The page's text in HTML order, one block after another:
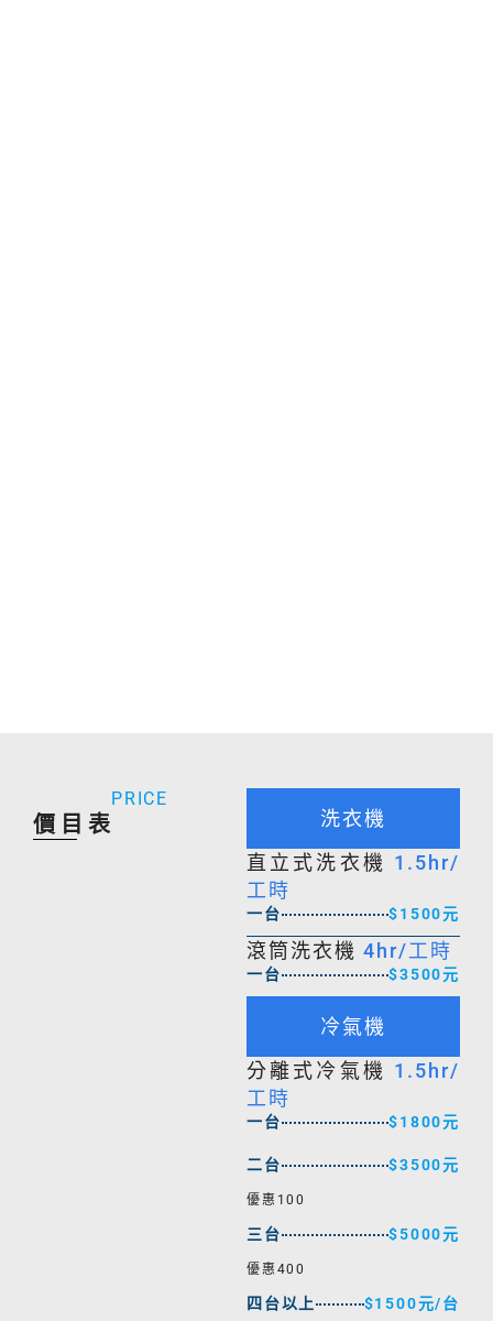
PRICE
價目表
洗衣機
直立式洗衣機 1.5hr/
工時
一台 $1500元
滾筒洗衣機 4hr/工時
一台 $3500元
冷氣機
分離式冷氣機 1.5hr/
工時
一台 $1800元
二台 $3500元
優惠100
三台 $5000元
優惠400
四台以上 $1500元/台